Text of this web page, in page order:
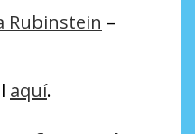
Rubinstein –
aquí.